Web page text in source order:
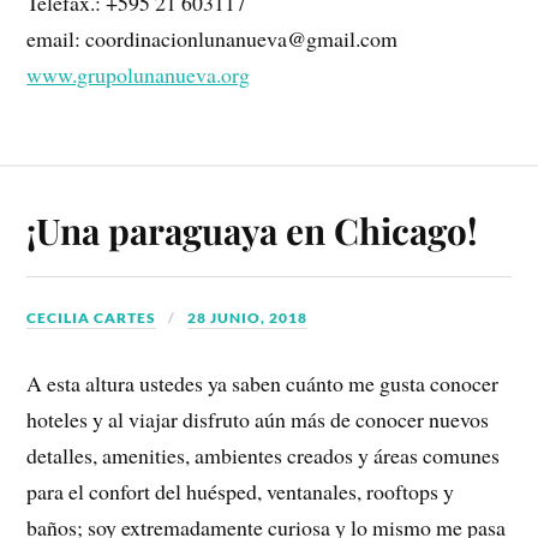
email: coordinacionlunanueva@gmail.com
www.grupolunanueva.org
¡Una paraguaya en Chicago!
CECILIA CARTES 28 JUNIO, 2018
A esta altura ustedes ya saben cuánto me gusta conocer
hoteles y al viajar disfruto aún más de conocer nuevos
detalles, amenities, ambientes creados y áreas comunes
para el confort del huésped, ventanales, rooftops y
baños; soy extremadamente curiosa y lo mismo me pasa